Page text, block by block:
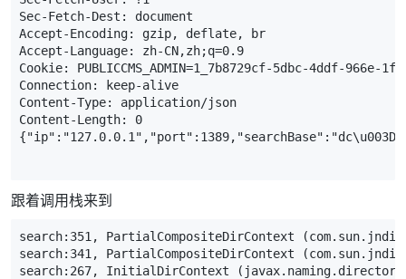
Sec-Fetch-Dest :
document
Accept-Encoding: gzip, deflate,
br
Accept-Language: zh-CN,zh;q=0.9
Cookie:
PUBLICCMS_ADMIN=1_7b8729cf-5d bc-4ddf-966e-1f
Connection:
keep-alive
Content-Type: application/json
Content-Length:
0
{"ip" : "127.0.0.1" , "port" : 1389, "searchBase" :
跟着调用栈来到
search:351, PartialCompositeDirContext
search:341, PartialCompositeDirContext
search:267, InitialDirContext